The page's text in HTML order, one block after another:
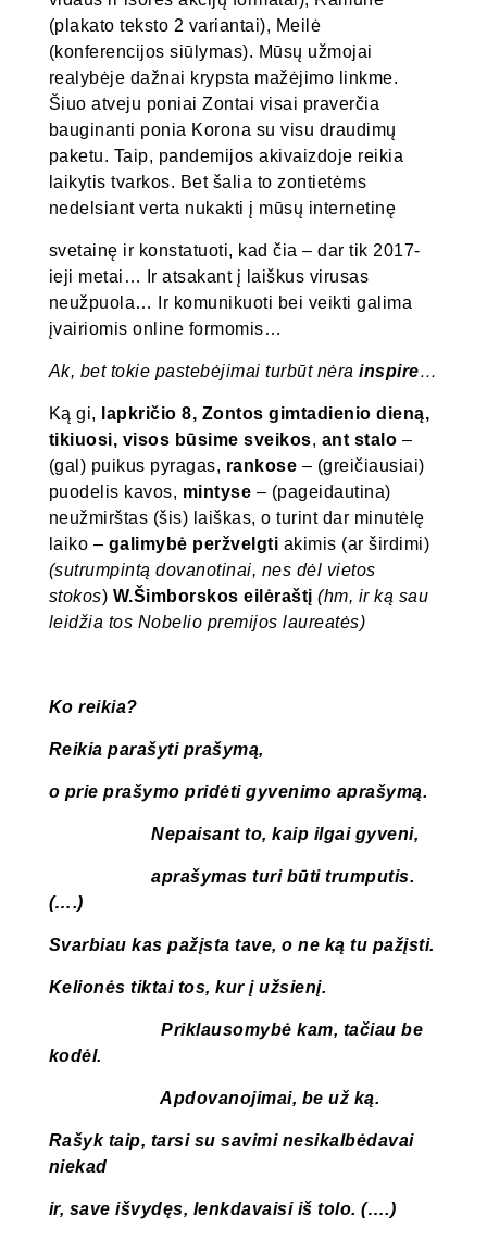
(plakato teksto 2 variantai), Meilė
(konferencijos siūlymas). Mūsų užmojai
realybėje dažnai krypsta mažėjimo linkme.
Šiuo atveju poniai Zontai visai praverčia
bauginanti ponia Korona su visu draudimų
paketu. Taip, pandemijos akivaizdoje reikia
laikytis tvarkos. Bet šalia to zontietėms
nedelsiant verta nukakti į mūsų internetinę
svetainę ir konstatuoti, kad čia – dar tik 2017-
ieji metai… Ir atsakant į laiškus virusas
neužpuola… Ir komunikuoti bei veikti galima
įvairiomis online formomis…
Ak, bet tokie pastebėjimai turbūt nėrainspire…
Ką gi,
lapkričio 8, Zontos gimtadienio dieną,
tikiuosi, visos būsime sveikos, ant stalo –
(gal) puikus pyragas, rankose – (greičiausiai)
puodelis kavos, mintyse – (pageidautina)
neužmirštas (šis) laiškas, o turint dar minutėlę
laiko – galimybė peržvelgti akimis (ar širdimi)
(sutrumpintą dovanotinai, nes dėl vietos
stokos) W.Šimborskos eilėraštį (hm, ir ką sau
leidžia tos Nobelio premijos laureatės)
Ko reikia?
Reikia parašyti prašymą,
o prie prašymo pridėti gyvenimo aprašymą.
Nepaisant to, kaip ilgai gyveni,
aprašymas turi būti trumputis.
(….)
Svarbiau kas pažįsta tave, o ne ką tu pažįsti.
Kelionės tiktai tos, kur į užsienį.
Priklausomybė kam, tačiau be
kodėl.
Apdovanojimai, be už ką.
Rašyk taip, tarsi su savimi nesikalbėdavai
niekad
ir, save išvydęs, lenkdavaisi iš tolo. (….)